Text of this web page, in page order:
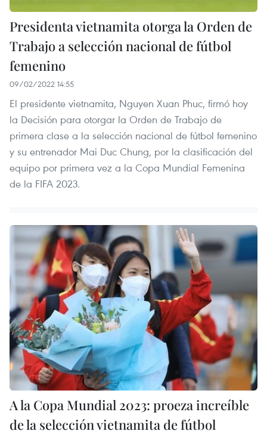
Presidenta vietnamita otorga la Orden de
Trabajo a selección nacional de fútbol
femenino
09/02/2022 14:55
El presidente vietnamita, Nguyen Xuan Phuc, firmó hoy
la Decisión para otorgar la Orden de Trabajo de
primera clase a la selección nacional de fútbol femenino
y su entrenador Mai Duc Chung, por la clasificación del
equipo por primera vez a la Copa Mundial Femenina
de la FIFA 2023.
A la Copa Mundial 2023: proeza increíble
de la selección vietnamita de fútbol